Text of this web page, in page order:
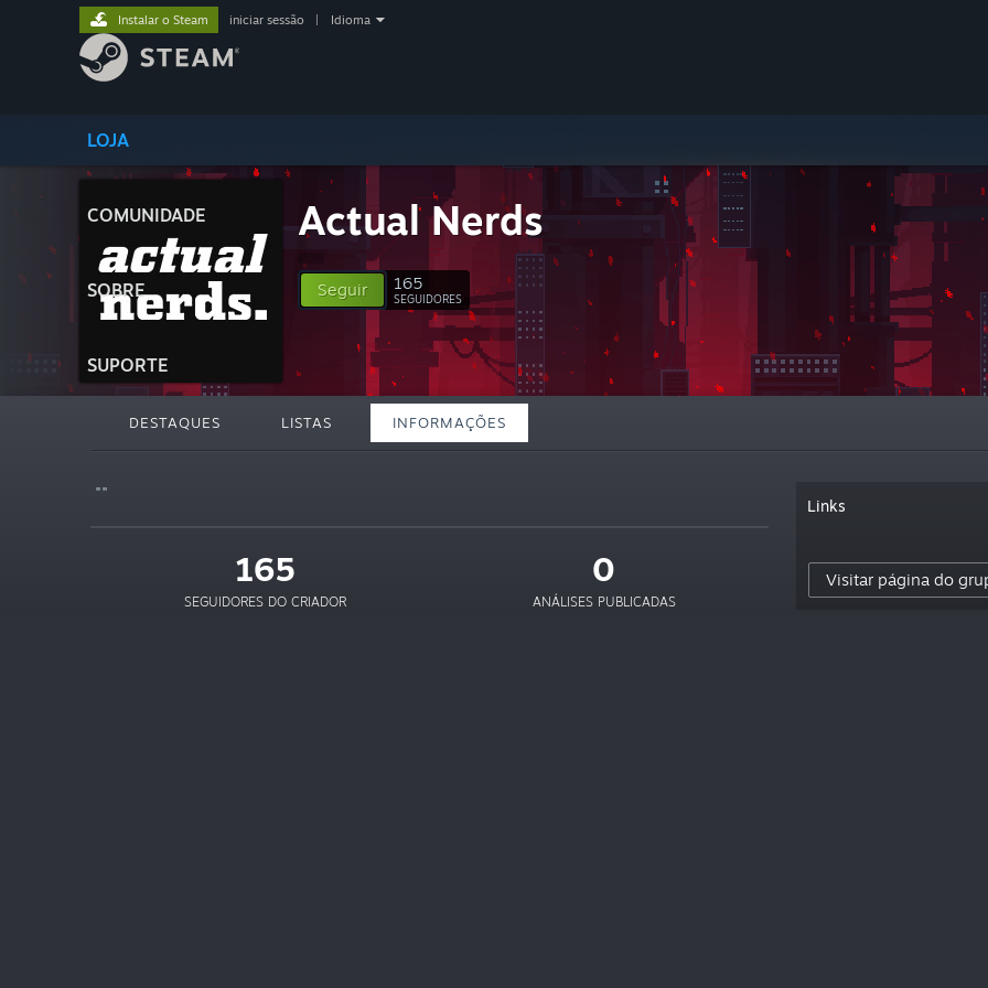
LOJA
COMUNIDADE
SOBRE
SUPORTE
Instalar o Steam iniciar sessão Idioma
Actual Nerds
Seguir 165
SEGUIDORES
DESTAQUES LISTAS INFORMAÇÕES
""
165
SEGUIDORES DO CRIADOR
0
ANÁLISES PUBLICADAS
Links
Visitar página do